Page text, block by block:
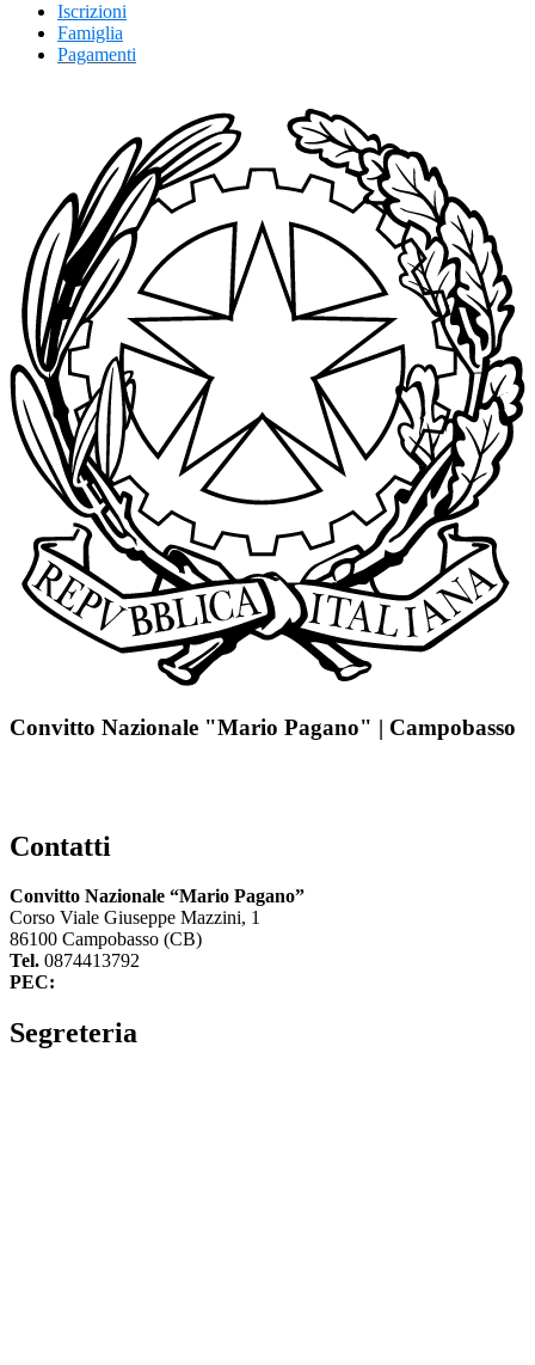
Iscrizioni
Famiglia
Pagamenti
Convitto Nazionale "Mario Pagano" | Campobasso
Contatti
Convitto Nazionale “Mario Pagano”
Corso Viale Giuseppe Mazzini, 1
86100 Campobasso (CB)
Tel. 0874413792
PEC:
Segreteria